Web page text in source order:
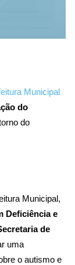
Municipal
do
do
Municipal,
Deficiência e
de
uma
o autismo e